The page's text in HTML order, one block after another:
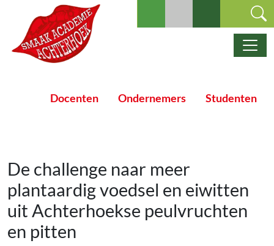
Ga naar de inhoud
Hoofdnavigatie
Docenten Ondernemers Studenten
De challenge naar meer
plantaardig voedsel en eiwitten
uit Achterhoekse peulvruchten
en pitten